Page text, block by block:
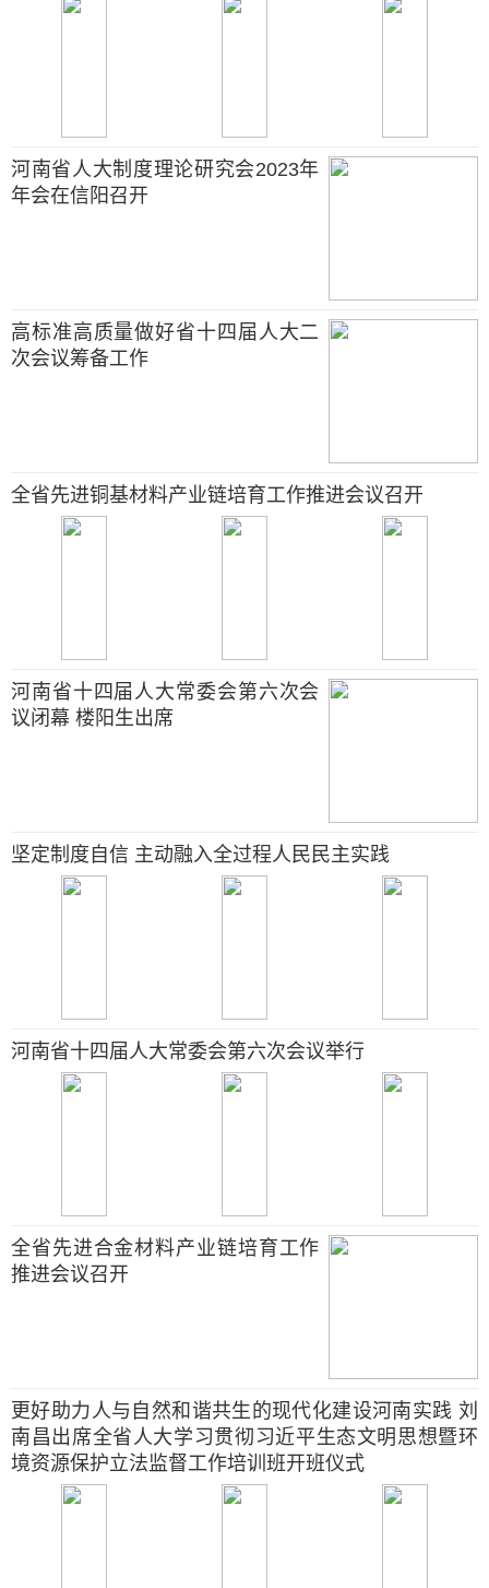
河南省人大制度理论研究会2023年
年会在信阳召开
高标准高质量做好省十四届人大二
次会议筹备工作
全省先进铜基材料产业链培育工作推进会议召开
河南省十四届人大常委会第六次会
议闭幕 楼阳生出席
坚定制度自信 主动融入全过程人民民主实践
河南省十四届人大常委会第六次会议举行
全省先进合金材料产业链培育工作
推进会议召开
更好助力人与自然和谐共生的现代化建设河南实践 刘
南昌出席全省人大学习贯彻习近平生态文明思想暨环
境资源保护立法监督工作培训班开班仪式